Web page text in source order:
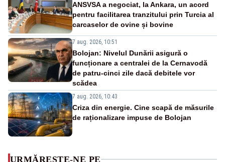
ANSVSA a negociat, la Ankara, un acord
pentru facilitarea tranzitului prin Turcia al
carcaselor de ovine și bovine
7 aug. 2026, 10:51
Bolojan: Nivelul Dunării asigură o
funcționare a centralei de la Cernavodă
de patru-cinci zile dacă debitele vor
scădea
7 aug. 2026, 10:43
Criza din energie. Cine scapă de măsurile
de raționalizare impuse de Bolojan
URMĂREȘTE-NE PE